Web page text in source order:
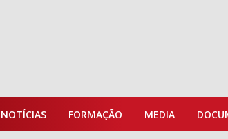
NOTÍCIAS FORMAÇÃO MEDIA